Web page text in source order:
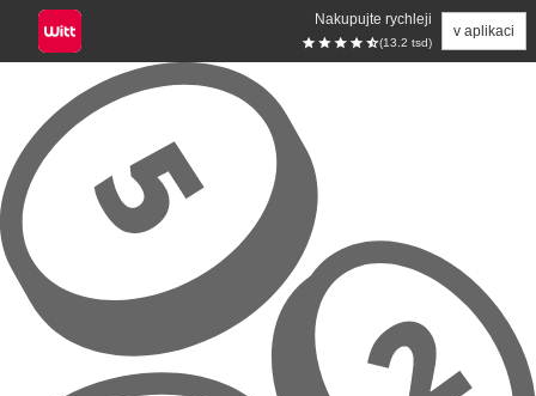
Nakupujte rychleji
(13.2 tsd)
v aplikaci
Přeskočit na hlavní obsah